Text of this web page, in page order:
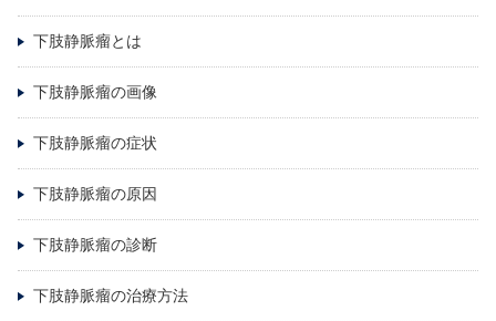
下肢静脈瘤とは
下肢静脈瘤の画像
下肢静脈瘤の症状
下肢静脈瘤の原因
下肢静脈瘤の診断
下肢静脈瘤の治療方法